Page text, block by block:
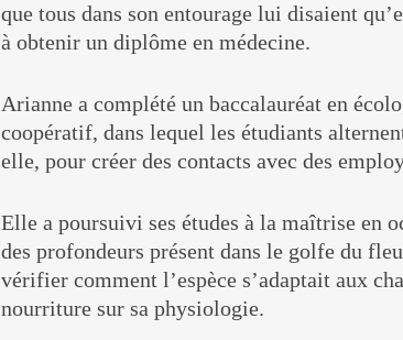
que tous dans son entourage lui disaient
à obtenir un diplôme en médecine.
Arianne a complété un baccalauréat en
coopératif, dans lequel les étudiants
elle, pour créer des contacts avec des
Elle a poursuivi ses études à la maîtrise en
des profondeurs présent dans le golfe du
vérifier comment l’espèce s’adaptait aux
nourriture sur sa physiologie.